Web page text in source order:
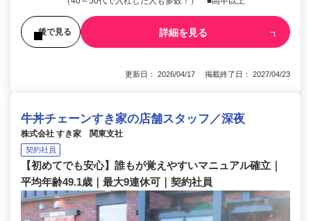
後で見る 詳細を見る
更新日： 2026/04/17 掲載終了日： 2027/04/23
牛丼チェーンすき家の店舗スタッフ／深夜
株式会社 すき家 関東支社
契約社員
【初めてでも安心】誰もが覚えやすいマニュアル確立｜
平均年齢49.1歳｜最大9連休可｜契約社員